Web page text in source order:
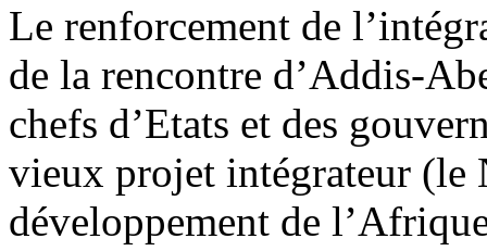
Le renforcement de
de la rencontre d’Addis-
chefs d’Etats et des
vieux projet intégrateur (le
développement de